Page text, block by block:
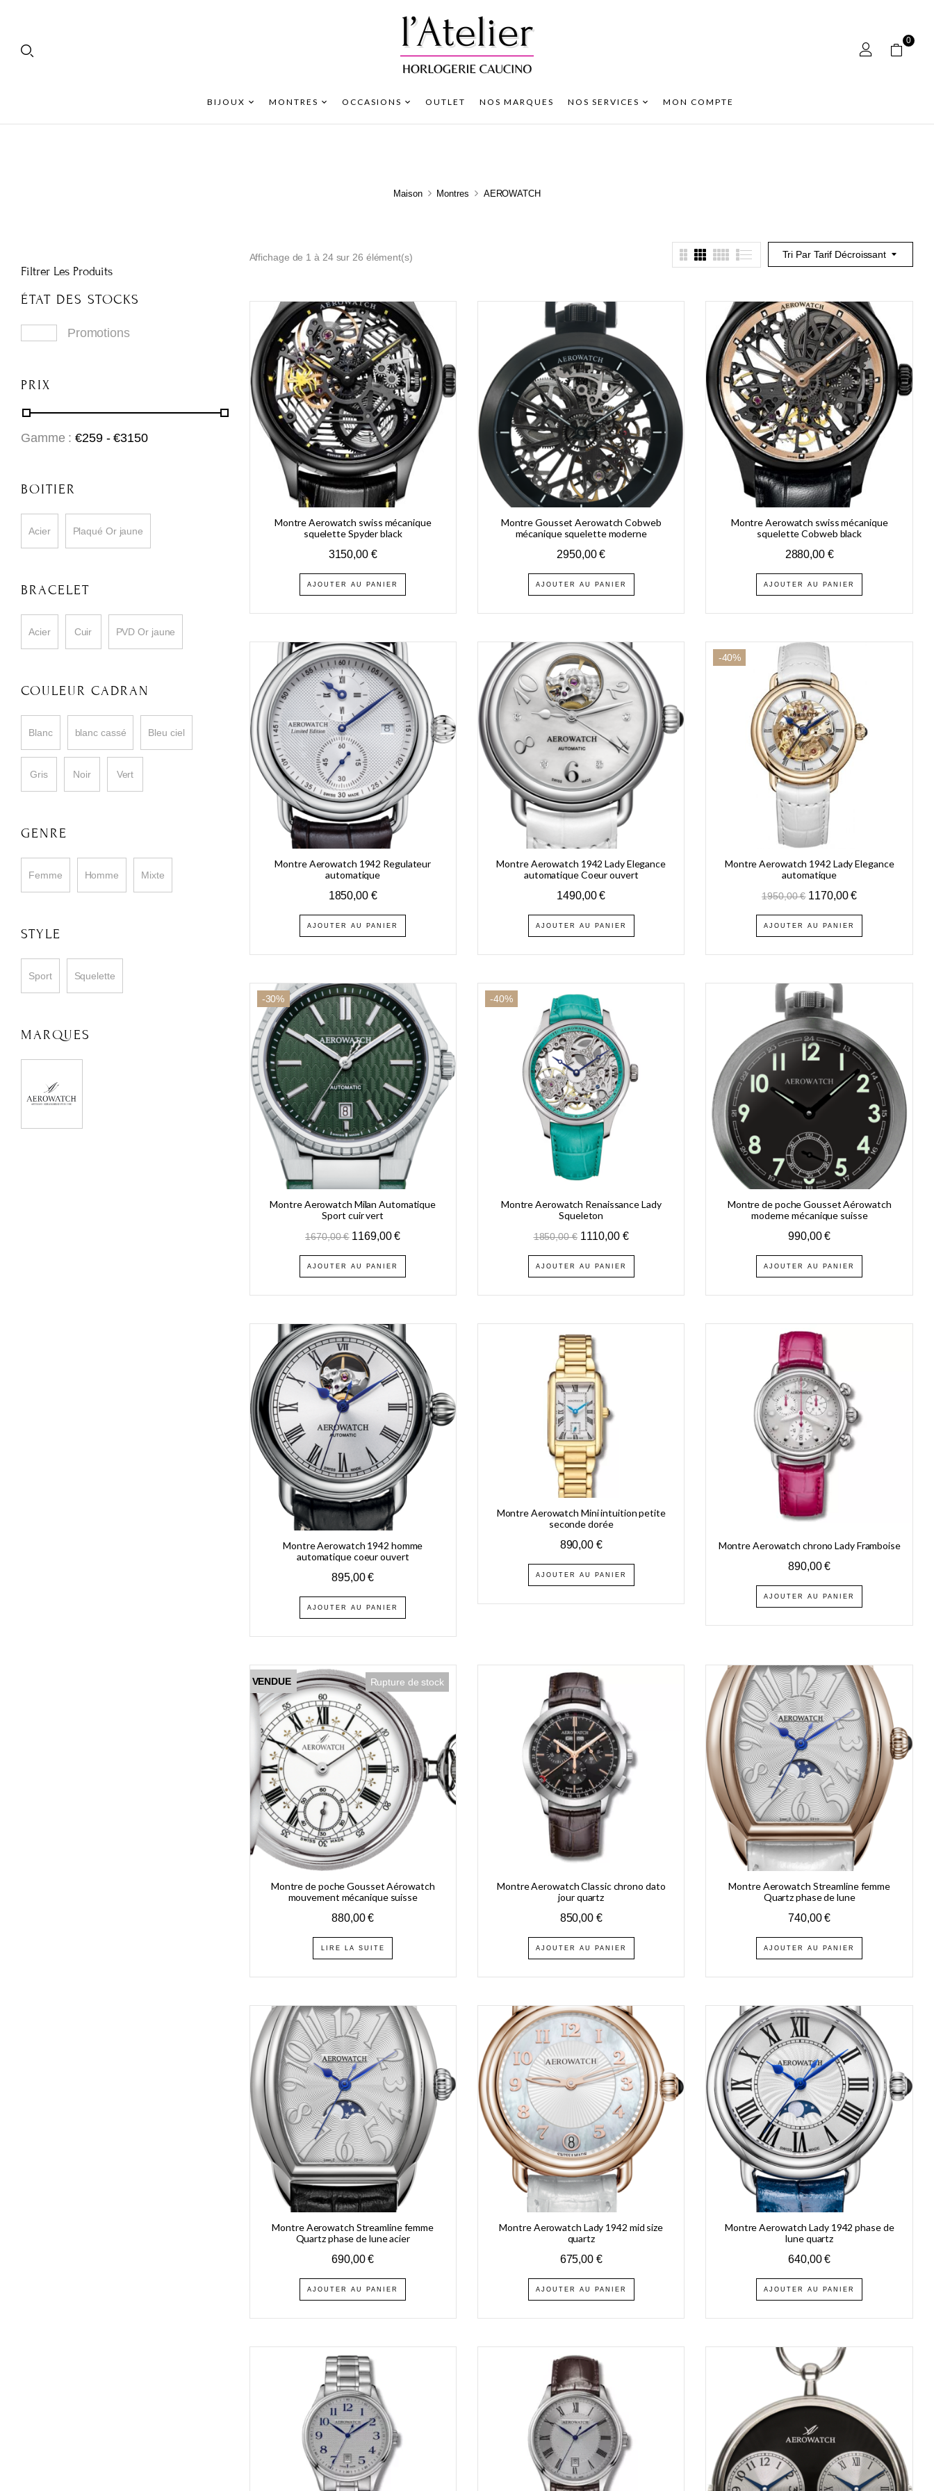
0
BIJOUX MONTRES OCCASIONS OUTLET NOS MARQUES NOS SERVICES MON COMPTE
Maison Montres AEROWATCH
Filtrer Les Produits
ÉTAT DES STOCKS
Promotions
PRIX
Gamme : €259 - €3150
BOITIER
Acier Plaqué Or jaune
BRACELET
Acier Cuir PVD Or jaune
COULEUR CADRAN
Blanc blanc cassé Bleu ciel
Gris Noir Vert
GENRE
Femme Homme Mixte
STYLE
Sport Squelette
MARQUES
Tri Par Tarif Décroissant
Affichage de 1 à 24 sur 26 élément(s)
Montre Aerowatch swiss mécanique
squelette Spyder black
3150,00 €
AJOUTER AU PANIER
Montre Gousset Aerowatch Cobweb
mécanique squelette moderne
2950,00€
AJOUTER AU PANIER
Montre Aerowatch swiss mécanique
squelette Cobweb black
2880,00 €
AJOUTER AU PANIER
Montre Aerowatch 1942 Regulateur
automatique
1850,00 €
AJOUTER AU PANIER
Montre Aerowatch 1942 Lady Elegance
automatique Coeur ouvert
1490,00€
AJOUTER AU PANIER
-40%
Montre Aerowatch 1942 Lady Elegance
automatique
1950,00€ 1170,00€
AJOUTER AU PANIER
-30%
Montre Aerowatch Milan Automatique
Sport cuir vert
1670,00€ 1169,00€
AJOUTER AU PANIER
-40%
Montre Aerowatch Renaissance Lady
Squeleton
1850,00€ 1110,00 €
AJOUTER AU PANIER
Montre de poche Gousset Aérowatch
moderne mécanique suisse
990,00€
AJOUTER AU PANIER
Montre Aerowatch 1942 homme
automatique coeur ouvert
895,00€
AJOUTER AU PANIER
Montre Aerowatch Mini intuition petite
seconde dorée
890,00 €
AJOUTER AU PANIER
Montre Aerowatch chrono Lady Framboise
890,00€
AJOUTER AU PANIER
VENDUE Rupture de stock
Montre de poche Gousset Aérowatch
mouvement mécanique suisse
880,00€
LIRE LA SUITE
Montre Aerowatch Classic chrono dato
jour quartz
850,00 €
AJOUTER AU PANIER
Montre Aerowatch Streamline femme
Quartz phase de lune
740,00€
AJOUTER AU PANIER
Montre Aerowatch Streamline femme
Quartz phase de lune acier
690,00€
AJOUTER AU PANIER
Montre Aerowatch Lady 1942 mid size
quartz
675,00 €
AJOUTER AU PANIER
Montre Aerowatch Lady 1942 phase de
lune quartz
640,00€
AJOUTER AU PANIER